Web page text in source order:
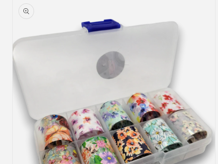
informations
produits